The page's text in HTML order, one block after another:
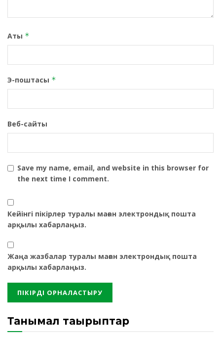
Аты *
Э-поштасы *
Веб-сайты
Save my name, email, and website in this browser for
the next time I comment.
Кейінгі пікірлер туралы маған электрондық пошта
арқылы хабарлаңыз.
Жаңа жазбалар туралы маған электрондық пошта
арқылы хабарлаңыз.
Танымал тақырыптар